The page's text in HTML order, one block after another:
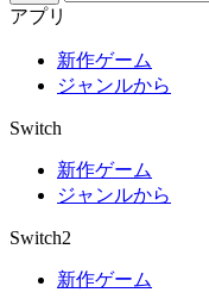
アプリ
新作ゲーム
ジャンルから
Switch
新作ゲーム
ジャンルから
Switch2
新作ゲーム